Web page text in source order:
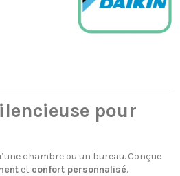
pour
chambre ou un bureau. Conçue
et confort personnalisé.